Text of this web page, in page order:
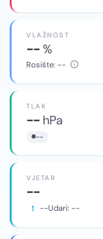
VLAŽNOST
--%
Rosište: --
TLAK
-- hPa
--
VJETAR
--
--Udari: --